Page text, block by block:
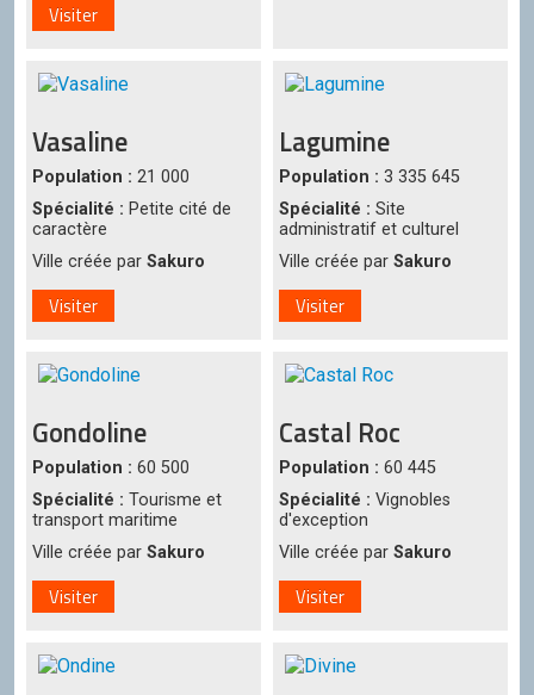
Visiter
Vasaline
Population : 21 000
Spécialité : Petite cité de
caractère
Ville créée par Sakuro
Visiter
Lagumine
Population : 3 335 645
Spécialité : Site
administratif et culturel
Ville créée par Sakuro
Visiter
Gondoline
Population : 60 500
Spécialité : Tourisme et
transport maritime
Ville créée par Sakuro
Visiter
Castal Roc
Population : 60 445
Spécialité : Vignobles
d'exception
Ville créée par Sakuro
Visiter